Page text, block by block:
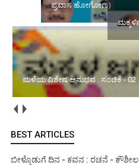
ಪ್ರವಾಸ ಹೋಗೋಣ)
ಮಳೆಯ ವಿಶೇಷ ಅನುಭವ : ಸಂಚಿಕೆ - 02
BEST ARTICLES
ಬೀಳ್ಕೊಡುಗೆ ದಿನ - ಕವನ : ರಚನೆ - ಕೌಶೀಲ